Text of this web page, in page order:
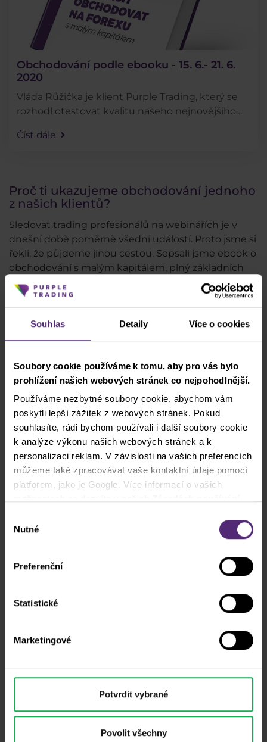
Souhlas Detaily Více o cookies
Soubory cookie používáme k tomu, aby pro vás bylo
prohlížení našich webových stránek co nejpohodlnější.
Používáme nezbytné soubory cookie, abychom vám
poskytli lepší zážitek z webových stránek. Pokud
souhlasíte, rádi bychom používali i další soubory cookie
k analýze výkonu našich webových stránek a k
personalizaci reklam. V závislosti na vašich preferencích
můžeme také zpracovávat vaše kontaktní údaje pomocí
platforem, jako je Google. Více informací o vašich
a souhlasíte s tím, že sdílíme vaše informace s třetími
stranami, například s našimi marketingovými partnery. To
zpracovávány ve Spojených státech amerických.
souhlasu
Nutné
Preferenční
Statistické
Marketingové
Potvrdit vybrané
Povolit všechny
Obchodování podle ebooku - 15. 6.- 21. 6.
2020
Vláďa Růžička je klient Purple Trading, který se
rozhodl otestovat kvalitu našeho nejnovějšího
rad v něm obsažených. Jak se mu daří můžete
Číst dále
Proč ti ukazujeme obchodování jednoho
z našich klientů?
Sledovat trading profesionálů na webinářích je v
dnešní době poměrně všední událostí. Proto jsme si
řekli, že půjdeme jinou cestou. Sepsali jsme ebook o
obchodování s malým kapitálem, plný základních
rad, tipů a strategií. Podle něj bude následujících
několik týdnů živě obchodovat jeden z našich
skutečných klientů, pan Vladimír Růžička. Chceme
totiž všem ukázat, že Forex může být i pro lidi, kteří
možná nemají statisíce na účtu a léta praxe u
a vůli vzdělávat se.
Obchoduj i ty podle ebooku Purple
Trading
Jak začít obchodovat na Forexu s malým
kapitálem
Rady, tipy, triky pro začínající obchodníky
Soubor ukázek a popisů nejzákladnějších